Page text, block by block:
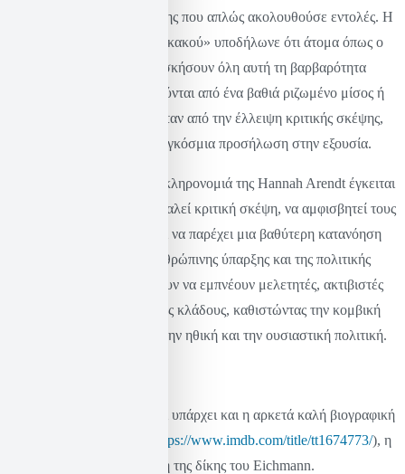
συνηθισμένος γραφειοκράτης που απλώς ακολουθούσε εντολές. Η
φράση της «κοινοτοπία του κακού» υποδήλωνε ότι άτομα όπως ο
Eichmann μπορούσαν να ασκήσουν όλη αυτή τη βαρβαρότητα
χωρίς απαραίτητα να οδηγούνται από ένα βαθιά ριζωμένο μίσος ή
κακία. Αντίθετα, υποκινούνταν από την έλλειψη κριτικής σκέψης,
αλλά και μια ανησυχητικά εγκόσμια προσήλωση στην εξουσία.
Ουσιαστικά, η πνευματική κληρονομιά της Hannah Arendt έγκειται
στην ικανότητά της να προκαλεί κριτική σκέψη, να αμφισβητεί τους
καθιερωμένους κανόνες και να παρέχει μια βαθύτερη κατανόηση
της πολυπλοκότητας της ανθρώπινης ύπαρξης και της πολιτικής
ζωής. Οι ιδέες της συνεχίζουν να εμπνέουν μελετητές, ακτιβιστές
και στοχαστές σε όλους τους κλάδους, καθιστώντας την κομβική
φιγούρα στη συζήτηση για την ηθική και την ουσιαστική πολιτική.
* Για όποια/ον ενδιαφέρεται υπάρχει και η αρκετά καλή βιογραφική
https://www.imdb.com/title/tt1674773/), η
οποία εστιάζει στην κάλυψη της δίκης του Eichmann.